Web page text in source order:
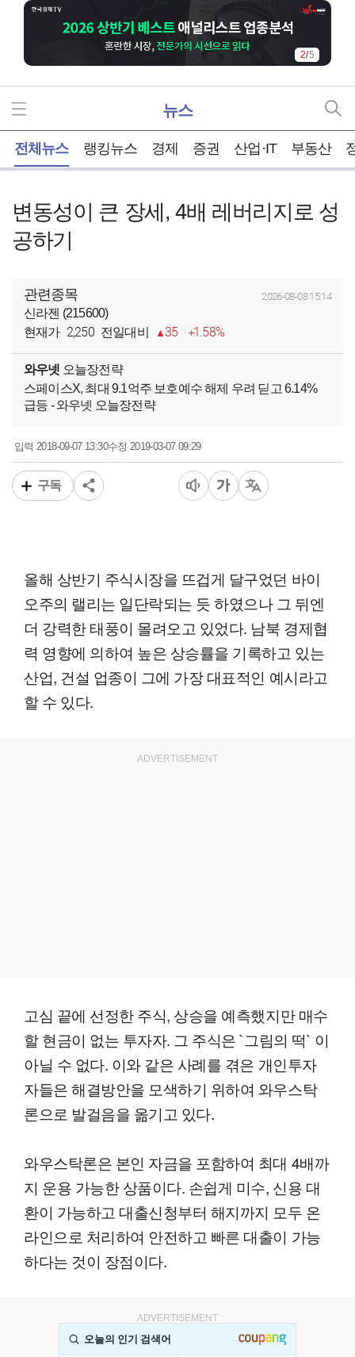
2/5
뉴스
전체뉴스 랭킹뉴스 경제 증권 산업·IT 부동산
변동성이 큰 장세, 4배 레버리지로 성
공하기
관련종목 2026-08-08 15:14
신라젠 (215600)
현재가 2,250 전일대비 35 1.58%
와우넷 오늘장전략
스페이스X, 최대 9.1억주 보호예수 해제 우려 딛고 6.14%
급등 - 와우넷 오늘장전략
입력2018-09-07 13:30수정 2019-03-07 09:29
구독
올해 상반기 주식시장을 뜨겁게 달구었던 바이
오주의 랠리는 일단락되는 듯 하였으나 그 뒤엔
더 강력한 태풍이 몰려오고 있었다. 남북 경제협
력 영향에 의하여 높은 상승률을 기록하고 있는
산업, 건설 업종이 그에 가장 대표적인 예시라고
할 수 있다.
ADVERTISEMENT
고심 끝에 선정한 주식, 상승을 예측했지만 매수
할 현금이 없는 투자자. 그 주식은 `그림의 떡` 이
아닐 수 없다. 이와 같은 사례를 겪은 개인투자
자들은 해결방안을 모색하기 위하여 와우스탁
론으로 발걸음을 옮기고 있다.
와우스탁론은 본인 자금을 포함하여 최대 4배까
지 운용 가능한 상품이다. 손쉽게 미수, 신용 대
환이 가능하고 대출신청부터 해지까지 모두 온
라인으로 처리하여 안전하고 빠른 대출이 가능
하다는 것이 장점이다.
ADVERTISEMENT